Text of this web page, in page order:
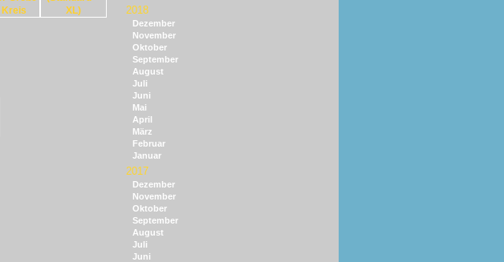
2018
Dezember
November
Oktober
September
August
Juli
Juni
Mai
April
März
Februar
Januar
2017
Dezember
November
Oktober
September
August
Juli
Juni